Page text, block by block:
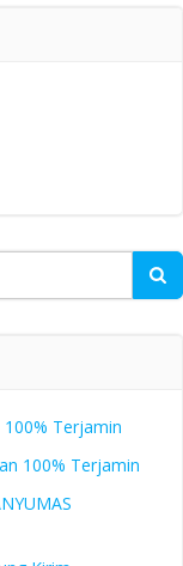
100% Terjamin
100% Terjamin